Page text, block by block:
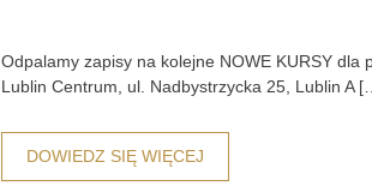
Odpalamy zapisy na kolejne NOWE KURSY
Lublin Centrum, ul. Nadbystrzycka 25, Lublin A
DOWIEDZ SIĘ WIĘCEJ